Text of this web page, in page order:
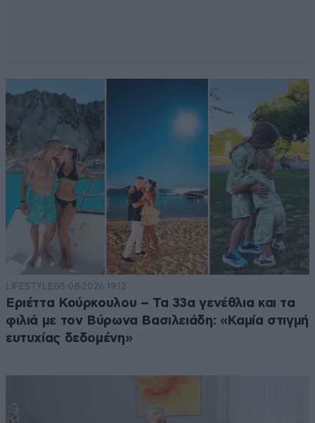
LIFESTYLE08·08·2026 19:12
Εριέττα Κούρκουλου – Τα 33α γενέθλια και τα
φιλιά με τον Βύρωνα Βασιλειάδη: «Καμία στιγμή
ευτυχίας δεδομένη»